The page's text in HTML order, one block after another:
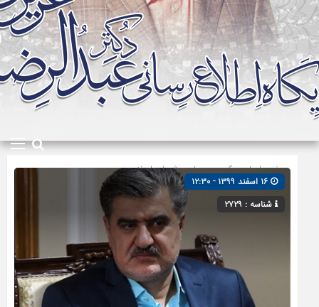
صفحه اصلی» گروه »مجلس شورای اسلامی
شناسه : ۲۷۲۹